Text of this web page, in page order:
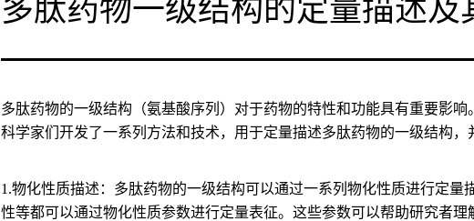
多肽药物一级结构的定量描述
多肽药物的一级结构（氨基酸序列）对于药物的特性和功能具有重要影
科学家们开发了一系列方法和技术，用于定量描述多肽药物的一级结构，
1.物化性质描述： 多肽药物的一级结构可以通过一系列物化性质进行定
性等都可以通过物化性质参数进行定量表征。这些参数可以帮助研究者